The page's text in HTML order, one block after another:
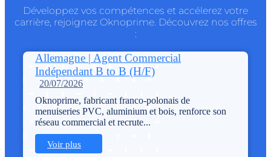
Développez vos compétences et accélerez votre
carrière, rejoignez Oknoprime. Découvrez nos offres
:
Allemagne | Agent Commercial
Indépendant B to B (H/F)
20/07/2026
Oknoprime, fabricant franco-polonais de
menuiseries PVC, aluminium et bois, renforce son
réseau commercial et recrute...
Voir plus